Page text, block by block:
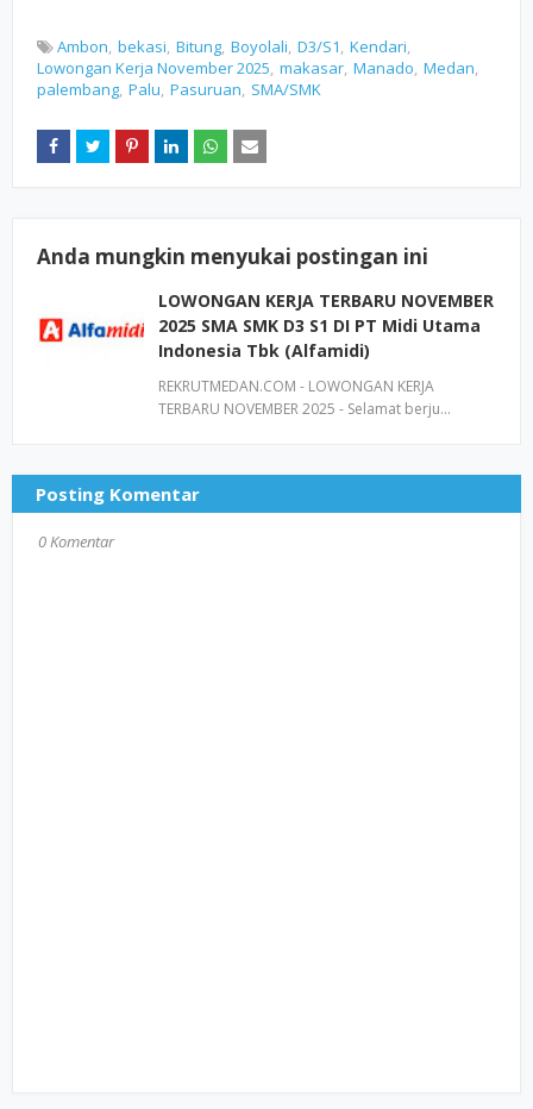
Ambon bekasi Bitung Boyolali D3/S1 Kendari
Lowongan Kerja November 2025 makasar Manado Medan
palembang Palu Pasuruan SMA/SMK
Anda mungkin menyukai postingan ini
LOWONGAN KERJA TERBARU NOVEMBER
2025 SMA SMK D3 S1 DI PT Midi Utama
Indonesia Tbk (Alfamidi)
REKRUTMEDAN.COM - LOWONGAN KERJA
TERBARU NOVEMBER 2025 - Selamat berju…
Posting Komentar
0 Komentar